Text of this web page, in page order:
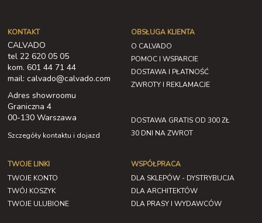
KONTAKT
CALVADO
tel 22 620 05 05
kom. 601 44 71 44
mail: calvado@calvado.com
Adres showroomu
Graniczna 4
00-130 Warszawa
Szczegóły kontaktu i dojazd
OBSŁUGA KLIENTA
O CALVADO
POMOC I WSPARCIE
DOSTAWA I PŁATNOŚĆ
ZWROTY I REKLAMACJE
DOSTAWA GRATIS OD 300 ZŁ
30 DNI NA ZWROT
TWOJE LINKI
TWOJE KONTO
TWÓJ KOSZYK
TWOJE ULUBIONE
WSPÓŁPRACA
DLA SKLEPÓW - DYSTRYBUCJA
DLA ARCHITEKTÓW
DLA PRASY I WYDAWCÓW